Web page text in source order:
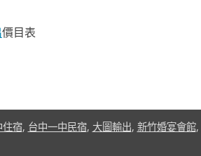
價目表
住宿, 台中一中民宿, 大圖輸出, 新竹婚宴會館,